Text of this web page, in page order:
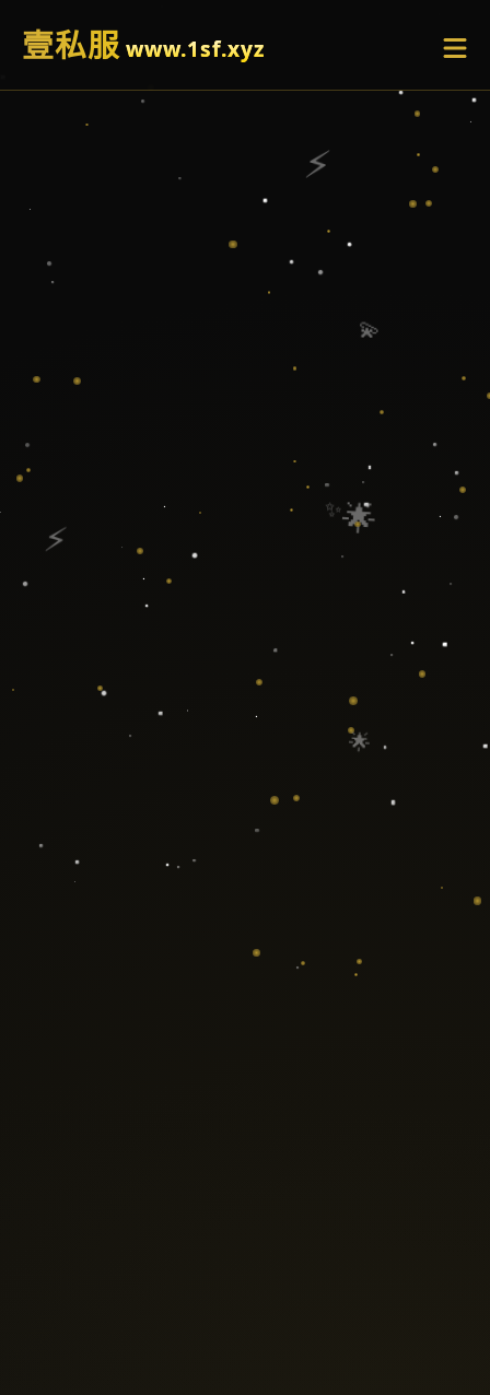
壹私服www.1sf.xyz
💫
🌟
✨
⚡
🌟
⚡